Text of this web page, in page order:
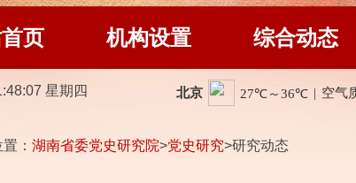
页 机构设置 综合动态
星期四
： 湖南省委党史研究院>党史研究>研究动态